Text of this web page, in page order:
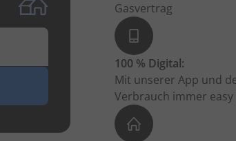
Gasvertrag
100 % Digital:
Mit unserer App und
Verbrauch immer easy